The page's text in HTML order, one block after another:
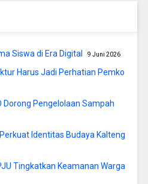
Siswa di Era Digital 9 Juni 2026
Harus Jadi Perhatian Pemko
Dorong Pengelolaan Sampah
Identitas Budaya Kalteng
Tingkatkan Keamanan Warga